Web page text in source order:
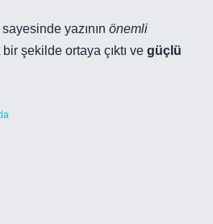
sayesinde yazının önemli
şekilde ortaya çıktı ve güçlü